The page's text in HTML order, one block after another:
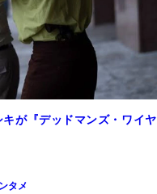
が『デッドマンズ・ワイヤ
タメ